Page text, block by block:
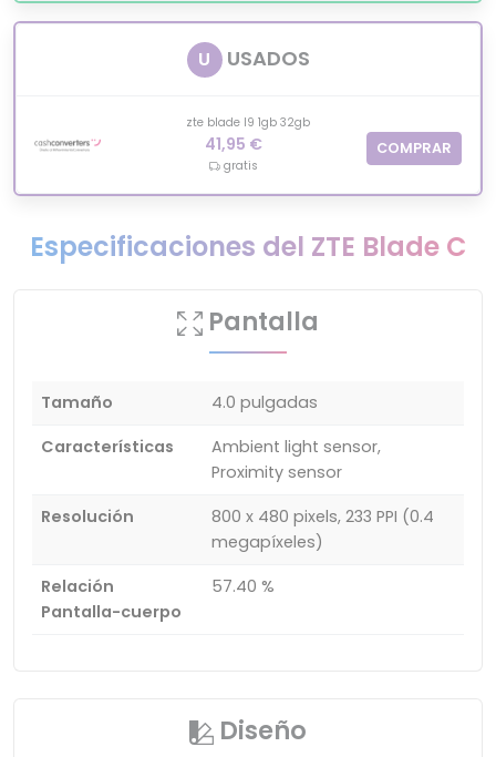
U USADOS
zte blade l9 1gb 32gb
41,95 €
gratis
COMPRAR
Especificaciones del ZTE Blade C
Pantalla
Tamaño
4.0 pulgadas
Características
Ambient light sensor,
Proximity sensor
Resolución
800 x 480 pixels, 233 PPI (0.4
megapíxeles)
Relación
Pantalla-cuerpo
57.40 %
Diseño